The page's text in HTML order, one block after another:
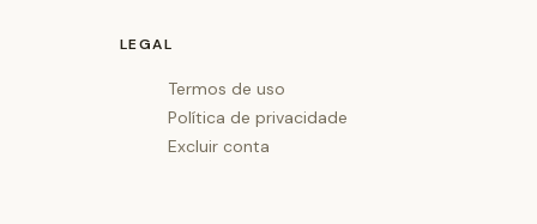
LEGAL
Termos de uso
Política de privacidade
Excluir conta